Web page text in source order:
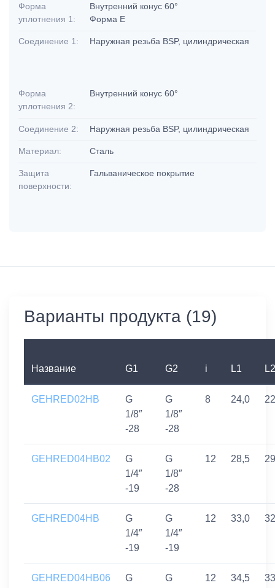
Форма
уплотнения 1:
Внутренний конус 60°
Форма E
Соединение 1: Наружная резьба BSP, цилиндрическая
Форма
уплотнения 2:
Внутренний конус 60°
Соединение 2: Наружная резьба BSP, цилиндрическая
Материал: Сталь
Защита
поверхности:
Гальваническое покрытие
Варианты продукта (19)
Название G1 G2 i L1 L2
GEHRED02HB
G
1/8″
-28
G
1/8″
-28
8 24,0
GEHRED04HB02
G
1/4″
-19
G
1/8″
-28
12 28,5 29
GEHRED04HB
G
1/4″
-19
G
1/4″
-19
12 33,0 32
GEHRED04HB06
G
G
12 34,5 33